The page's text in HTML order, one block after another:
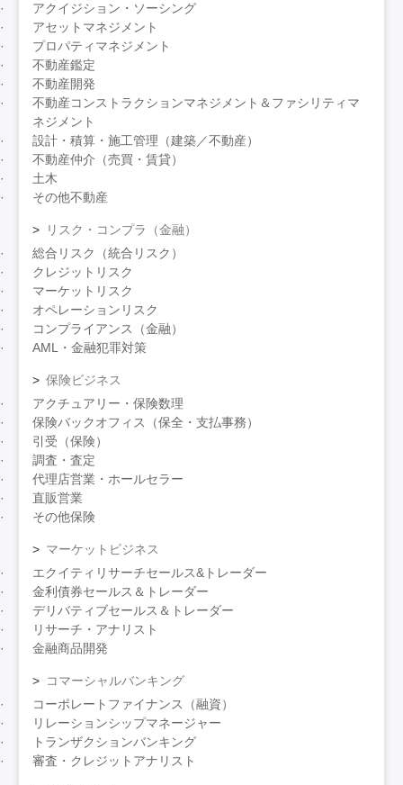
アクイジション・ソーシング
アセットマネジメント
プロパティマネジメント
不動産鑑定
不動産開発
不動産コンストラクションマネジメント＆ファシリティマ
ネジメント
設計・積算・施工管理（建築／不動産）
不動産仲介（売買・賃貸）
土木
その他不動産
リスク・コンプラ（金融）
総合リスク（統合リスク）
クレジットリスク
マーケットリスク
オペレーションリスク
コンプライアンス（金融）
AML・金融犯罪対策
保険ビジネス
アクチュアリー・保険数理
保険バックオフィス（保全・支払事務）
引受（保険）
調査・査定
代理店営業・ホールセラー
直販営業
その他保険
マーケットビジネス
エクイティリサーチセールス&トレーダー
金利債券セールス＆トレーダー
デリバティブセールス＆トレーダー
リサーチ・アナリスト
金融商品開発
コマーシャルバンキング
コーポレートファイナンス（融資）
リレーションシップマネージャー
トランザクションバンキング
審査・クレジットアナリスト